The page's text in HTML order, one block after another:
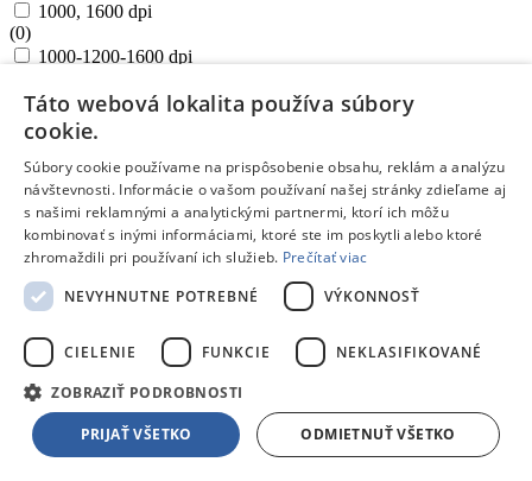
1000, 1600 dpi
(0)
1000-1200-1600 dpi
1000-1600 dpi
)
0)
1000/1400/1800 DPI dpi
0)
1000/1600 dpi
0)
1200 dpi
0)
0)
1200, 1600, 600 dpi
0)
1200/1600/2400/3200 dpi
12000 dpi
Táto webová lokalita používa súbory
cookie.
Súbory cookie používame na prispôsobenie obsahu, reklám a analýzu
návštevnosti. Informácie o vašom používaní našej stránky zdieľame aj
s našimi reklamnými a analytickými partnermi, ktorí ich môžu
kombinovať s inými informáciami, ktoré ste im poskytli alebo ktoré
zhromaždili pri používaní ich služieb. Prečítať viac
NEVYHNUTNE POTREBNÉ
VÝKONNOSŤ
CIELENIE FUNKCIE NEKLASIFIKOVANÉ
ZOBRAZIŤ PODROBNOSTI
PRIJAŤ VŠETKO ODMIETNUŤ VŠETKO